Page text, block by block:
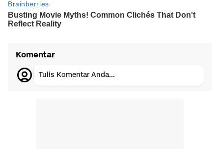
Komentar
Tulis Komentar Anda...